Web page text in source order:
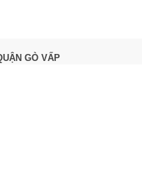
GÒ VẤP